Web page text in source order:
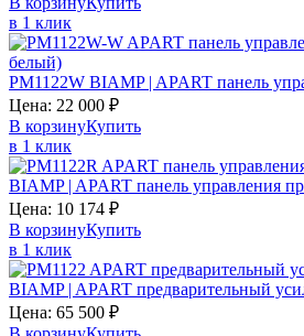
в 1 клик
PM1122W BIAMP | APART панель
Цена: 22 000 ₽
В корзинуКупить
в 1 клик
BIAMP | APART панель управления
Цена: 10 174 ₽
В корзинуКупить
в 1 клик
BIAMP | APART предварительный
Цена: 65 500 ₽